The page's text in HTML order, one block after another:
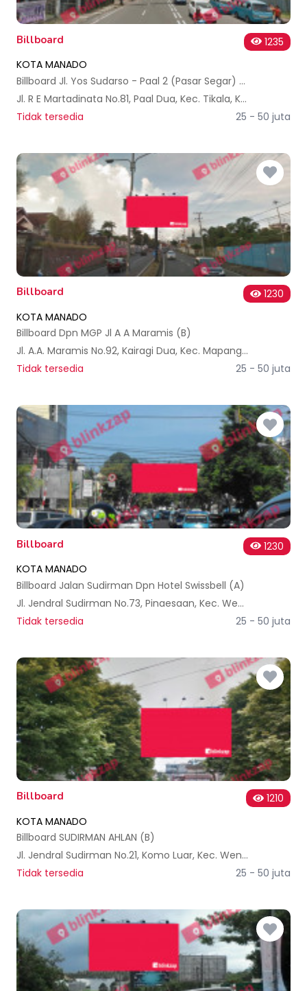
Billboard
1235
KOTA MANADO
Billboard Jl. Yos Sudarso - Paal 2 (Pasar Segar) (B)
Jl. R E Martadinata No.81, Paal Dua, Kec. Tikala, Kota Manado, Sulawesi Utara, Indonesia
Tidak tersedia
25 - 50 juta
Billboard
1230
KOTA MANADO
Billboard Dpn MGP Jl A A Maramis (B)
Jl. A.A. Maramis No.92, Kairagi Dua, Kec. Mapanget, Kota Manado, Sulawesi Utara, Indonesia
Tidak tersedia
25 - 50 juta
Billboard
1230
KOTA MANADO
Billboard Jalan Sudirman Dpn Hotel Swissbell (A)
Jl. Jendral Sudirman No.73, Pinaesaan, Kec. Wenang, Kota Manado, Sulawesi Utara, Indonesia
Tidak tersedia
25 - 50 juta
Billboard
1210
KOTA MANADO
Billboard SUDIRMAN AHLAN (B)
Jl. Jendral Sudirman No.21, Komo Luar, Kec. Wenang, Kota Manado, Sulawesi Utara 95111, Indonesia
Tidak tersedia
25 - 50 juta